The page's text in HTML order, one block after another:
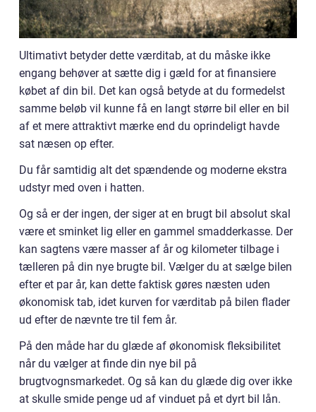
Ultimativt betyder dette værditab, at du måske ikke
engang behøver at sætte dig i gæld for at finansiere
købet af din bil. Det kan også betyde at du formedelst
samme beløb vil kunne få en langt større bil eller en bil
af et mere attraktivt mærke end du oprindeligt havde
sat næsen op efter.
Du får samtidig alt det spændende og moderne ekstra
udstyr med oven i hatten.
Og så er der ingen, der siger at en brugt bil absolut skal
være et sminket lig eller en gammel smadderkasse. Der
kan sagtens være masser af år og kilometer tilbage i
tælleren på din nye brugte bil. Vælger du at sælge bilen
efter et par år, kan dette faktisk gøres næsten uden
økonomisk tab, idet kurven for værditab på bilen flader
ud efter de nævnte tre til fem år.
På den måde har du glæde af økonomisk fleksibilitet
når du vælger at finde din nye bil på
brugtvognsmarkedet. Og så kan du glæde dig over ikke
at skulle smide penge ud af vinduet på et dyrt bil lån.